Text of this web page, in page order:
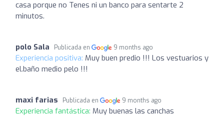
casa porque no Tenes ni un banco para sentarte 2
minutos.
polo Sala Publicada en 9 months ago
Experiencia positiva: Muy buen predio !!! Los vestuarios y
el.baño medio pelo !!!
maxi farias Publicada en 9 months ago
Experiencia fantástica: Muy buenas las canchas